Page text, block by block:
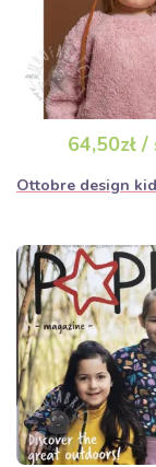
64,50zł /
Ottobre design